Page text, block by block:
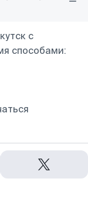
с
способами: